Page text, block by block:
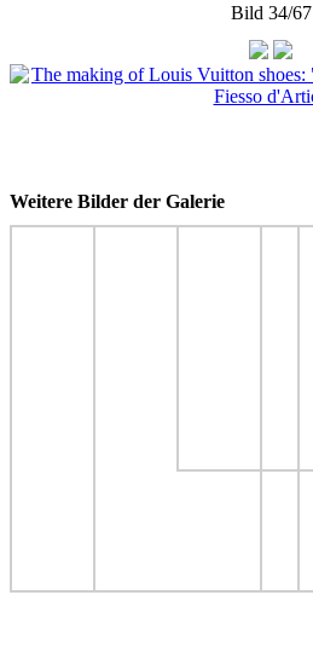
Bild 34/67
Weitere Bilder der Galerie